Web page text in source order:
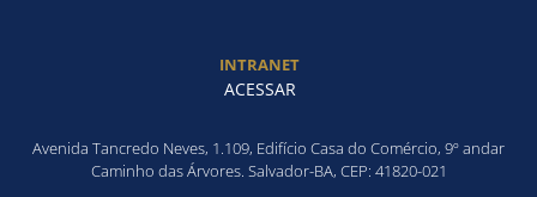
INTRANET
ACESSAR
Avenida Tancredo Neves, 1.109, Edifício Casa do Comércio, 9º andar
Caminho das Árvores. Salvador-BA, CEP: 41820-021